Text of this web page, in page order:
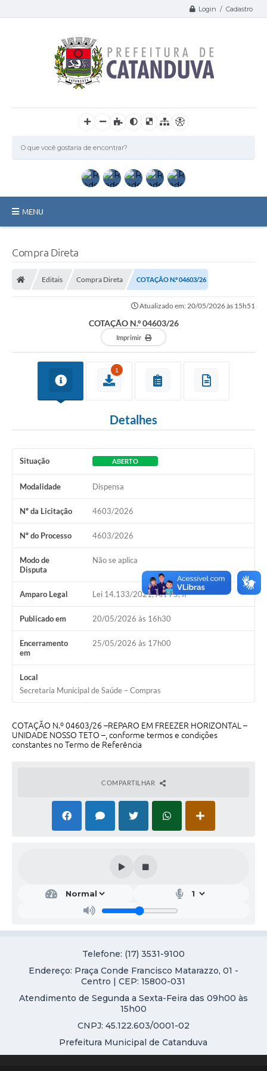
Login / Cadastro
MENU
Galeria de Fotos
Arquivos para Download
Carta de Serviços
Notícias
Projetos
Links
SIC
Compra Direta
Editais Compra Direta COTAÇÃO N.º 04603/26
Atualizado em: 20/05/2026 às 15h51
COTAÇÃO N.º 04603/26
Imprimir
1
Detalhes
Situação ABERTO
Modalidade Dispensa
Nº da Licitação 4603/2026
Nº do Processo 4603/2026
Modo de
Disputa
Não se aplica
Amparo Legal Lei 14.133/2021, Art 75, II
Publicado em 20/05/2026 às 16h30
Encerramento
em
25/05/2026 às 17h00
Local
Secretaria Municipal de Saúde – Compras
COTAÇÃO N.º 04603/26 –REPARO EM FREEZER HORIZONTAL –
UNIDADE NOSSO TETO –, conforme termos e condições
constantes no Termo de Referência
COMPARTILHAR
Telefone: (17) 3531-9100
Endereço: Praça Conde Francisco Matarazzo, 01 -
Centro | CEP: 15800-031
Atendimento de Segunda a Sexta-Feira das 09h00 às
15h00
CNPJ: 45.122.603/0001-02
Prefeitura Municipal de Catanduva